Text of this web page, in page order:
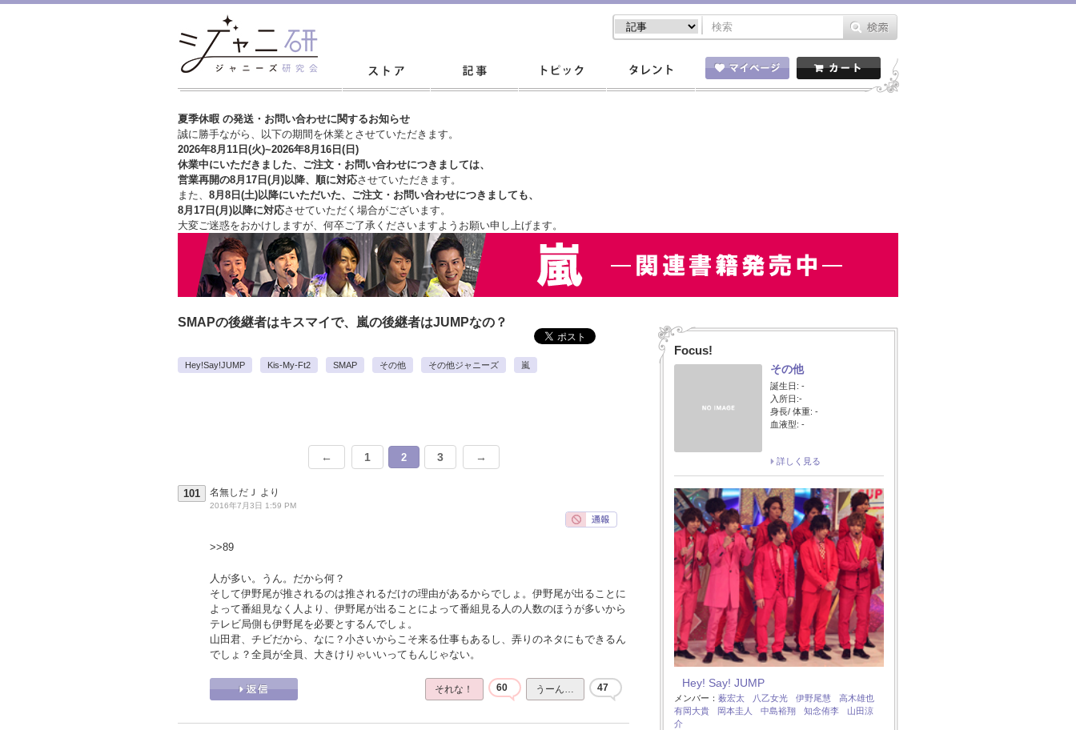
夏季休暇 の発送・お問い合わせに関するお知らせ
誠に勝手ながら、以下の期間を休業とさせていただきます。
2026年8月11日(火)~2026年8月16日(日)
休業中にいただきました、ご注文・お問い合わせにつきましては、
営業再開の8月17日(月)以降、順に対応させていただきます。
また、 8月8日(土)以降にいただいた、ご注文・ お問い合わせにつきましても、
8月17日(月)以降に対応させていただく場合がございます。
大変ご迷惑をおかけしますが、 何卒ご了承くださいますようお願い申し上げます。
SMAPの後継者はキスマイで、嵐の後継者はJUMPなの？
Hey!Say!JUMP Kis-My-Ft2 SMAP その他 その他ジャニーズ 嵐
← 1 2 3 →
101 名無しだＪ より
2016年7月3日 1:59 PM
>>89
人が多い。うん。だから何？
そして伊野尾が推されるのは推されるだけの理由があるからでしょ。伊野尾が出ることに
よって番組見なく人より、伊野尾が出ることによって番組見る人の人数のほうが多いから
テレビ局側も伊野尾を必要とするんでしょ。
山田君、チビだから、なに？小さいからこそ来る仕事もあるし、弄りのネタにもできるん
でしょ？全員が全員、大きけりゃいいってもんじゃない。
それな！ 60 うーん… 47
Focus!
その他
誕生日: -
入所日:-
身長/ 体重: -
血液型: -
詳しく見る
Hey! Say! JUMP
メンバー： 薮宏太 八乙女光 伊野尾慧
高木雄也
有岡大貴
岡本圭人 中島裕翔 知念侑李
山田涼
介